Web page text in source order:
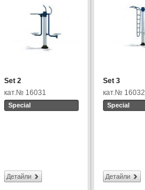
Set 2
кат.№ 16031
Special
Детайли
Set 3
кат.№ 16032
Special
Детайли